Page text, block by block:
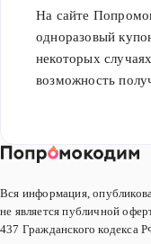
На сайте
одноразовый
некоторых
возможность
Вся информация,
не является публичной
437 Гражданского кодекса